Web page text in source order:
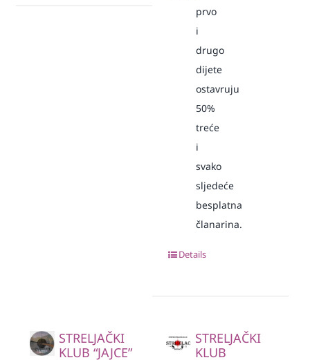
prvo
i
drugo
dijete
ostavruju
50%
treće
i
svako
sljedeće
besplatna
članarina.
Details
STRELJAČKI
KLUB “JAJCE”
STRELJAČKI
KLUB